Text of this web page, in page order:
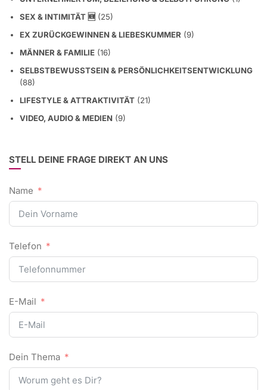
SEX & INTIMITÄT 🆕 (25)
EX ZURÜCKGEWINNEN & LIEBESKUMMER (9)
MÄNNER & FAMILIE (16)
SELBSTBEWUSSTSEIN & PERSÖNLICHKEITSENTWICKLUNG
(88)
LIFESTYLE & ATTRAKTIVITÄT (21)
VIDEO, AUDIO & MEDIEN (9)
STELL DEINE FRAGE DIREKT AN UNS
Name
Telefon
E-Mail
Dein Thema